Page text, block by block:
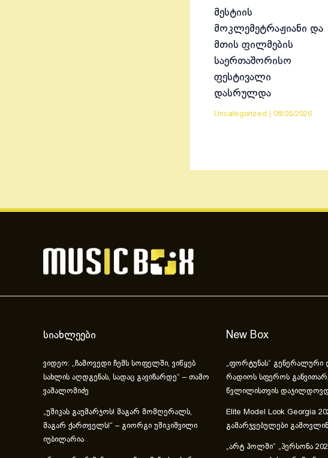
მესტიის
მოკლემეტრაჟიანი და
მთის ფილმების
საერთაშორისო
ფესტივალი
დასრულდა
Uncategorized 08/05/2026
სიახლეები
ვიდეო: „ჩამოვედი ჩემს სოფელში, ვიწყებ
სახლის აღდგენას, სადაც გავიზარდე“ – თამო
ვაშალომიძე
„უშიკას გაუმარჯოს! მაგარ მომღერალს,
მაგარ ქართველს!“ – გიორგი უშიკიშვილი
იუბილარია
New Box
„ფორტუნას“ გენერალური
რადიოს სფეროს
წვლილისთვის
Elite Model Look Georgia
გამარჯვებულები
„არტ ჰოლში“ „პერსონა